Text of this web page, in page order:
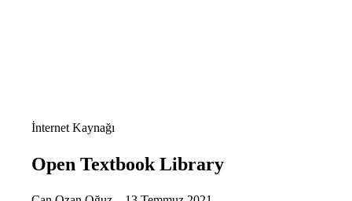
İnternet Kaynağı
Open Textbook Library